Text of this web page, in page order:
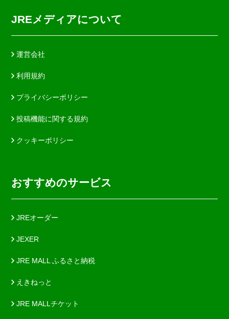
JREメディアについて
運営会社
利用規約
プライバシーポリシー
投稿機能に関する規約
クッキーポリシー
おすすめのサービス
JREオーダー
JEXER
JRE MALL ふるさと納税
えきねっと
JRE MALLチケット